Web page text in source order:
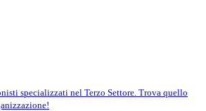
specializzati nel Terzo Settore. Trova quello